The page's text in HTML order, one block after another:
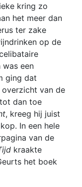
kring zo
het meer dan
ter zake
op de
was een
ging dat
overzicht van de
dan toe
, kreeg hij juist
In een hele
van de
kraakte
het boek